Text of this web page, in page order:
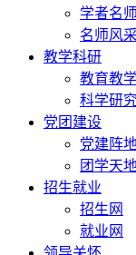
学者名师
名师风采
教学科研
教育教
科学研
党团建设
党建阵
团学天
招生就业
招生网
就业网